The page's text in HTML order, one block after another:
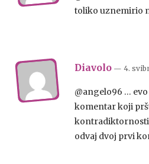
toliko uznemirio
Diavolo — 4.
@angelo96 …
komentar koji
odvaj dvoj prvi